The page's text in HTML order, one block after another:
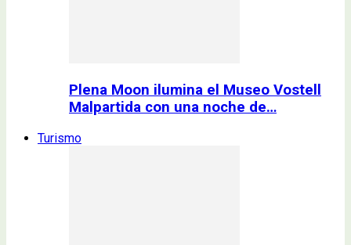
Plena Moon ilumina el Museo Vostell
Malpartida con una noche de…
Turismo